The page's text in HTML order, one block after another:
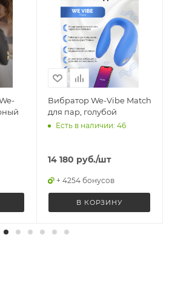
Вибратор We-Vibe Match
для пар, голубой
Есть в наличии: 46
14 180 руб./шт
+ 4254 бонусов
В КОРЗИНУ